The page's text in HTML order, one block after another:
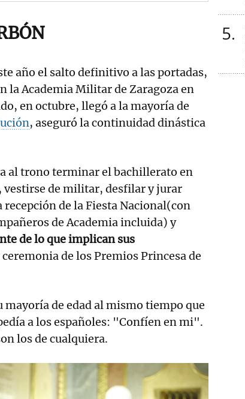
año el salto definitivo a las portadas,
la Academia Militar de Zaragoza en
en octubre, llegó a la mayoría de
, aseguró la continuidad dinástica
al trono terminar el bachillerato en
vestirse de militar, desfilar y jurar
recepción de la Fiesta Nacional(con
de Academia incluida) y
de lo que implican sus
ceremonia de los Premios Princesa de
de edad al mismo tiempo que
a los españoles: "Confíen en mi".
los de cualquiera.
5